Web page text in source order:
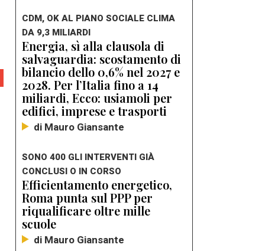
CDM, OK AL PIANO SOCIALE CLIMA
DA 9,3 MILIARDI
Energia, sì alla clausola di
salvaguardia: scostamento di
bilancio dello 0,6% nel 2027 e
2028. Per l’Italia fino a 14
miliardi, Ecco: usiamoli per
edifici, imprese e trasporti
di Mauro Giansante
SONO 400 GLI INTERVENTI GIÀ
CONCLUSI O IN CORSO
Efficientamento energetico,
Roma punta sul PPP per
riqualificare oltre mille
scuole
di Mauro Giansante